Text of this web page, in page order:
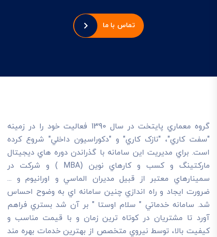
تماس با ما
گروه معماري پايتخت در سال 1390 فعاليت خود را در زمينه
"سفت کاري"، "نازک کاري" و "دکوراسيون داخلي" شروع کرده
است. براي مديريت اين سامانه با گذراندن دوره هاي ديجيتال
مارکتينگ و کسب و کارهاي نوين (MBA ) و شرکت در
سمينارهاي معتبر از قبيل مديران الماسي و اورانيوم و ...
ضرورت ايجاد و راه اندازي چنين سامانه اي به وضوح احساس
شد. سامانه خدماتي " سلام اوستا " بر آن شد بستري فراهم
آورد تا مشتريان در کوتاه ترين زمان و با قيمت مناسب و
کيفيت بالا، توسط نيروي متخصص از بهترين خدمات بهره مند